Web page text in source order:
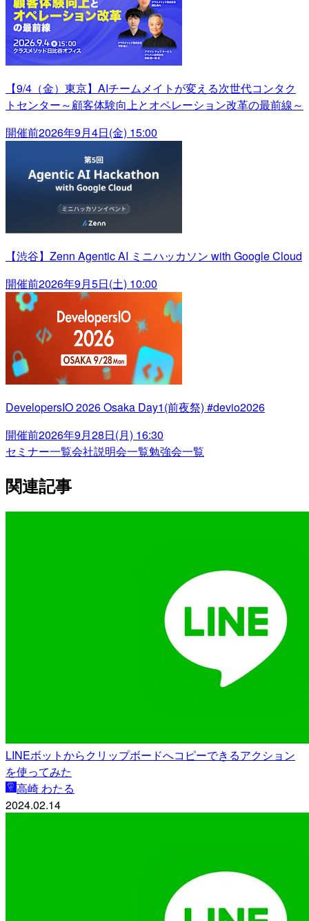
【9/4（金）東京】AIチームメイトが変える次世代コンタク
トセンター～顧客体験向上とオペレーション改革の最前線～
開催前2026年9月4日(金) 15:00
【渋谷】Zenn Agentic AI ミニハッカソン with Google Cloud
開催前2026年9月5日(土) 10:00
DevelopersIO 2026 Osaka Day1(前夜祭) #devio2026
開催前2026年9月28日(月) 16:30
セミナー一覧会社説明会一覧勉強会一覧
関連記事
LINEボットからクリップボードへコピーできるアクション
を使ってみた
高崎 わたる
2024.02.14